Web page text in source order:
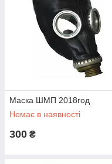
Маска ШМП 2018год
Немає в наявності
300 ₴